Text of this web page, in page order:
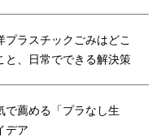
プラスチックごみはどこ
、日常でできる解決策
で薦める「プラなし生
デア